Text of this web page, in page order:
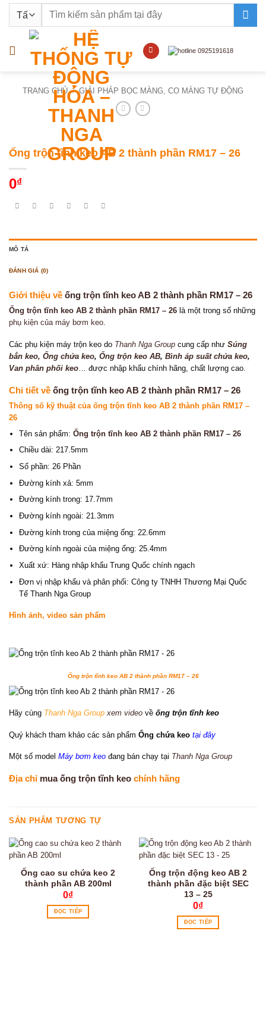
nội
Tìm
TRANG CHỦ / GIẢI PHÁP BỌC MÀNG, CO MÀNG TỰ ĐỘNG
Ống trộn tĩnh keo AB 2 thành phần RM17 – 26
0₫
MÔ TẢ
ĐÁNH GIÁ (0)
Giới thiệu về ống trộn tĩnh keo AB 2 thành phần RM17 – 26
Ống trộn tĩnh keo AB 2 thành phần RM17 – 26 là một trong số những
phụ kiện của máy bơm keo.
Các phụ kiện máy trộn keo do Thanh Nga Group cung cấp như Súng
bắn keo, Ống chứa keo, Ống trộn keo AB, Bình áp suất chứa keo,
Van phân phối keo … được nhập khẩu chính hãng, chất lượng cao.
Chi tiết về ống trộn tĩnh keo AB 2 thành phần RM17 – 26
Thông số kỹ thuật của ống trộn tĩnh keo AB 2 thành phần RM17 –
26
Tên sản phẩm: Ống trộn tĩnh keo AB 2 thành phần RM17 – 26
Chiều dài: 217.5mm
Số phần: 26 Phần
Đường kính xả: 5mm
Đường kính trong: 17.7mm
Đường kính ngoài: 21.3mm
Đường kính trong của miệng ống: 22.6mm
Đường kính ngoài của miệng ống: 25.4mm
Xuất xứ: Hàng nhập khẩu Trung Quốc chính ngạch
Đơn vị nhập khẩu và phân phối: Công ty TNHH Thương Mại Quốc
Tế Thanh Nga Group
Hình ảnh, video sản phẩm
Ống trộn tĩnh keo AB 2 thành phần RM17 – 26
Hãy cùng Thanh Nga Group xem video về ống trộn tĩnh keo
Quý khách tham khảo các sản phẩm Ống chứa keo tại đây
Một số model Máy bơm keo đang bán chạy tại Thanh Nga Group
Địa chỉ mua ống trộn tĩnh keo chính hãng
SẢN PHẨM TƯƠNG TỰ
Ống cao su chứa keo 2
thành phần AB 200ml
0₫
ĐỌC TIẾP
Ống trộn động keo AB 2
thành phần đặc biệt SEC
13 – 25
0₫
ĐỌC TIẾP